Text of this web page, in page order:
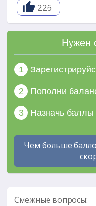
226
Нужен
1
2 Пополни
3 Назначь баллы
Чем больше
Смежные вопросы: